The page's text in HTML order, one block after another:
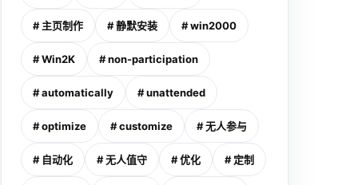
# 主页制作 # 静默安装 # win2000
# Win2K # non-participation
# automatically # unattended
# optimize # customize # 无人参与
# 自动化 # 无人值守 # 优化 # 定制